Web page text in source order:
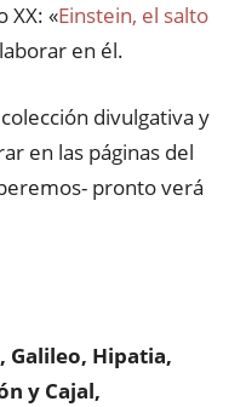
XX: «Einstein, el salto
en él.
divulgativa y
en las páginas del
pronto verá
Galileo, Hipatia,
y Cajal,